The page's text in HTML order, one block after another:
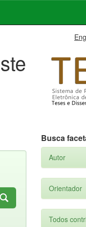
Busca
Autor
Orientador
Todos